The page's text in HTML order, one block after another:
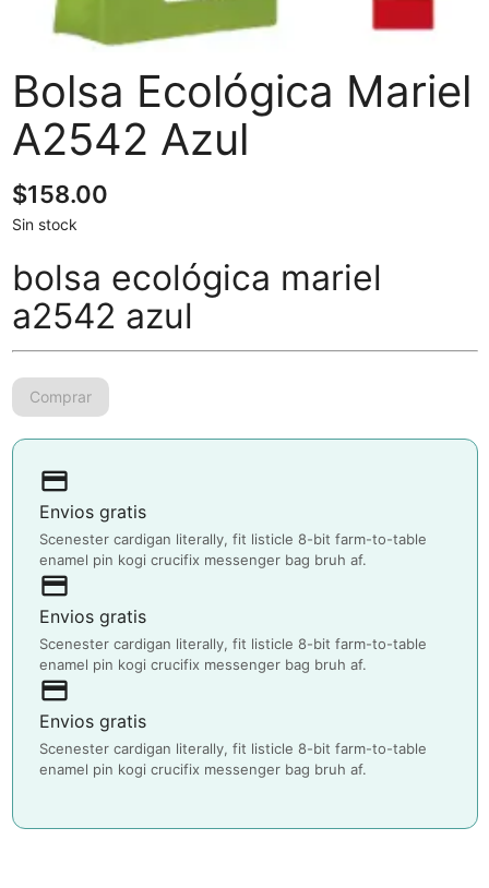
Bolsa Ecológica Mariel
A2542 Azul
$158.00
Sin stock
bolsa ecológica mariel
a2542 azul
payment
Envios gratis
Scenester cardigan literally, fit listicle 8-bit farm-to-table
enamel pin kogi crucifix messenger bag bruh af.
payment
Envios gratis
Scenester cardigan literally, fit listicle 8-bit farm-to-table
enamel pin kogi crucifix messenger bag bruh af.
payment
Envios gratis
Scenester cardigan literally, fit listicle 8-bit farm-to-table
enamel pin kogi crucifix messenger bag bruh af.